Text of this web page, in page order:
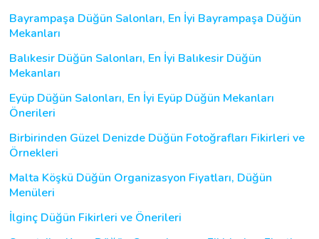
Bayrampaşa Düğün Salonları, En İyi Bayrampaşa Düğün
Mekanları
Balıkesir Düğün Salonları, En İyi Balıkesir Düğün
Mekanları
Eyüp Düğün Salonları, En İyi Eyüp Düğün Mekanları
Önerileri
Birbirinden Güzel Denizde Düğün Fotoğrafları Fikirleri ve
Örnekleri
Malta Köşkü Düğün Organizasyon Fiyatları, Düğün
Menüleri
İlginç Düğün Fikirleri ve Önerileri